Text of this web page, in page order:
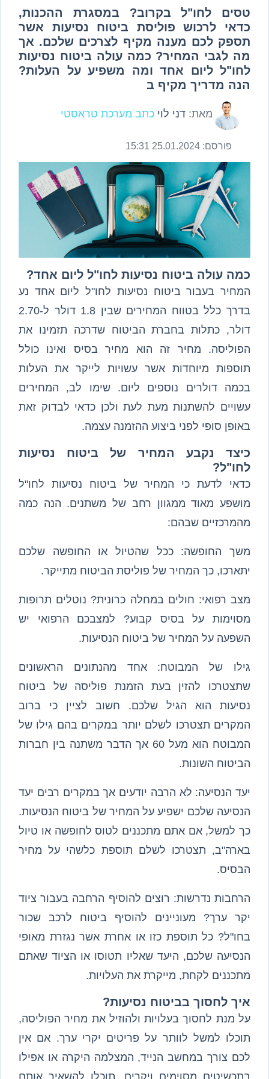
טסים לחו"ל בקרוב? במסגרת ההכנות,
כדאי לרכוש פוליסת ביטוח נסיעות אשר
תספק לכם מענה מקיף לצרכים שלכם. אך
מה לגבי המחיר? כמה עולה ביטוח נסיעות
לחו"ל ליום אחד ומה משפיע על העלות?
הנה מדריך מקיף ב
מאת: דני לוי כתב מערכת טראסטי
פורסם: 25.01.2024 15:31
כמה עולה ביטוח נסיעות לחו"ל ליום אחד?
המחיר בעבור ביטוח נסיעות לחו"ל ליום אחד נע
בדרך כלל בטווח המחירים שבין 1.8 דולר ל-2.70
דולר, כתלות בחברת הביטוח שדרכה תזמינו את
הפוליסה. מחיר זה הוא מחיר בסיס ואינו כולל
תוספות מיוחדות אשר עשויות לייקר את העלות
בכמה דולרים נוספים ליום. שימו לב, המחירים
עשויים להשתנות מעת לעת ולכן כדאי לבדוק זאת
באופן סופי לפני ביצוע ההזמנה עצמה.
כיצד נקבע המחיר של ביטוח נסיעות
לחו"ל?
כדאי לדעת כי המחיר של ביטוח נסיעות לחו"ל
מושפע מאוד ממגוון רחב של משתנים. הנה כמה
מהמרכזיים שבהם:
משך החופשה: ככל שהטיול או החופשה שלכם
יתארכו, כך המחיר של פוליסת הביטוח מתייקר.
מצב רפואי: חולים במחלה כרונית? נוטלים תרופות
מסוימות על בסיס קבוע? למצבכם הרפואי יש
השפעה על המחיר של ביטוח הנסיעות.
גילו של המבוטח: אחד מהנתונים הראשונים
שתצטרכו להזין בעת הזמנת פוליסה של ביטוח
נסיעות הוא הגיל שלכם. חשוב לציין כי ברוב
המקרים תצטרכו לשלם יותר במקרים בהם גילו של
המבוטח הוא מעל 60 אך הדבר משתנה בין חברות
הביטוח השונות.
יעד הנסיעה: לא הרבה יודעים אך במקרים רבים יעד
הנסיעה שלכם ישפיע על המחיר של ביטוח הנסיעות.
כך למשל, אם אתם מתכננים לטוס לחופשה או טיול
בארה"ב, תצטרכו לשלם תוספת כלשהי על מחיר
הבסיס.
הרחבות נדרשות: רוצים להוסיף הרחבה בעבור ציוד
יקר ערך? מעוניינים להוסיף ביטוח לרכב שכור
בחו"ל? כל תוספת כזו או אחרת אשר נגזרת מאופי
הנסיעה שלכם, היעד שאליו תטוסו או הציוד שאתם
מתכננים לקחת, מייקרת את העלויות.
איך לחסוך בביטוח נסיעות?
על מנת לחסוך בעלויות ולהוזיל את מחיר הפוליסה,
תוכלו למשל לוותר על פריטים יקרי ערך. אם אין
לכם צורך במחשב הנייד, המצלמה היקרה או אפילו